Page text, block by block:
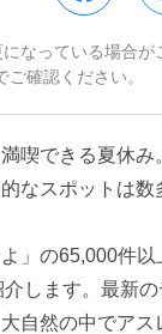
なっている場合が
確認ください。
喫できる夏休
なスポットは数
」の65,000件
します。最新
自然の中でア